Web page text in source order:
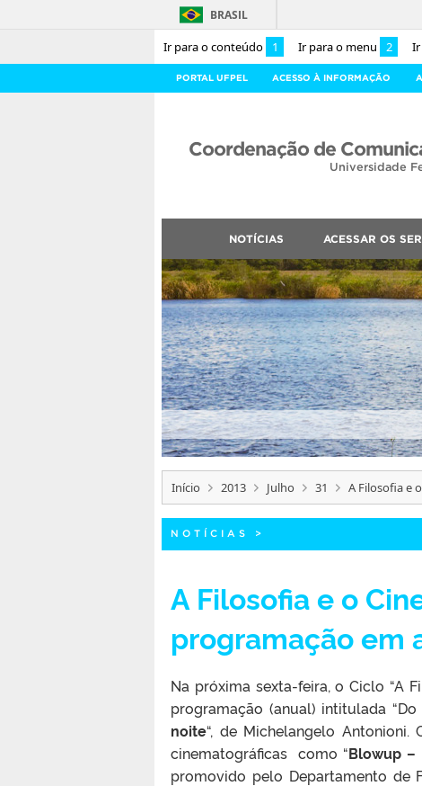
Ir para o conteúdo 1 Ir para o menu 2 Ir
BRASIL
PORTAL UFPEL ACESSO À INFORMAÇÃO
Coordenação de
Universidade
NOTÍCIAS ACESSAR OS
Início 2013 Julho 31 A Filosofia e
NOTÍCIAS >
A Filosofia e o
programação em
Na próxima sexta-feira, o Ciclo “A
programação (anual) intitulada
noite“, de Michelangelo
cinematográficas como “Blowup –
promovido pelo Departamento de